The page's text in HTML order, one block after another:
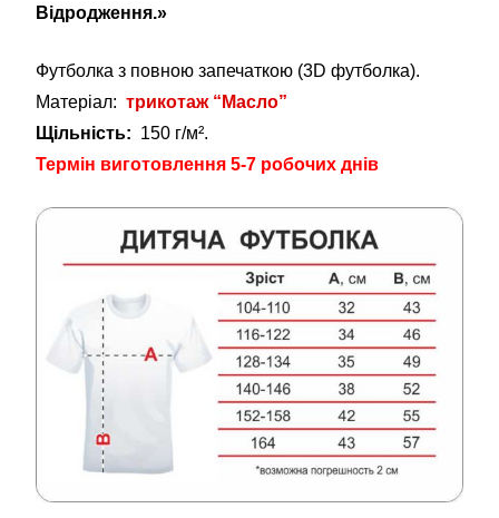
Відродження.»
Футболка з повною запечаткою (3D футболка).
Матеріал: трикотаж “Масло”
Щільність: 150 г/м².
Термін виготовлення 5-7 робочих днів